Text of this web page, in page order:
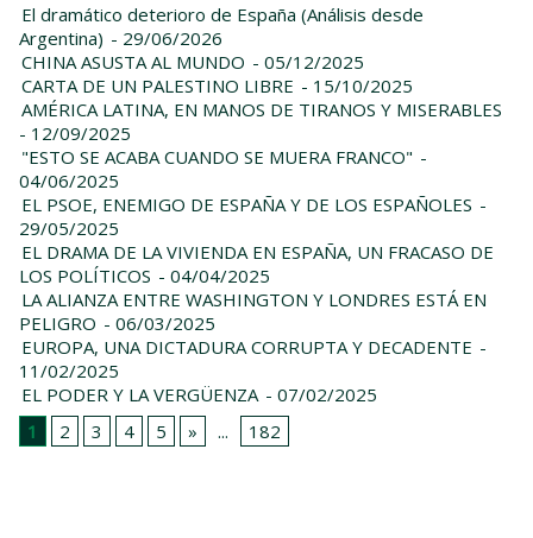
El dramático deterioro de España (Análisis desde
Argentina) - 29/06/2026
CHINA ASUSTA AL MUNDO - 05/12/2025
CARTA DE UN PALESTINO LIBRE - 15/10/2025
AMÉRICA LATINA, EN MANOS DE TIRANOS Y MISERABLES
- 12/09/2025
"ESTO SE ACABA CUANDO SE MUERA FRANCO" -
04/06/2025
EL PSOE, ENEMIGO DE ESPAÑA Y DE LOS ESPAÑOLES -
29/05/2025
EL DRAMA DE LA VIVIENDA EN ESPAÑA, UN FRACASO DE
LOS POLÍTICOS - 04/04/2025
LA ALIANZA ENTRE WASHINGTON Y LONDRES ESTÁ EN
PELIGRO - 06/03/2025
EUROPA, UNA DICTADURA CORRUPTA Y DECADENTE -
11/02/2025
EL PODER Y LA VERGÜENZA - 07/02/2025
1
2 3 4 5 » ... 182